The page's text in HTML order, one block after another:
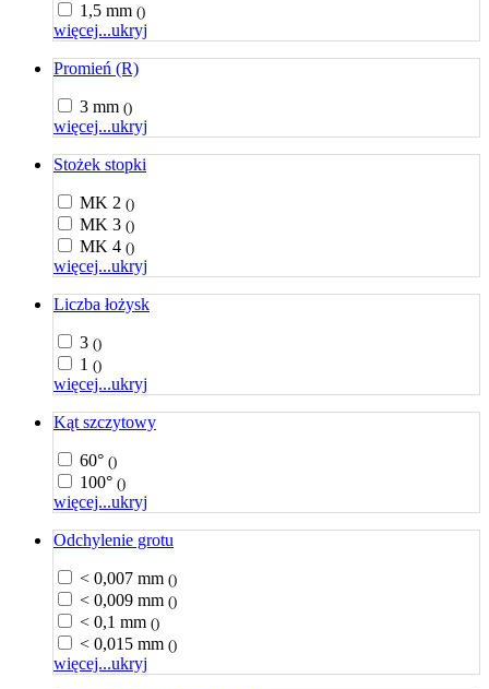
1,5 mm ()
więcej...ukryj
Promień (R)
3 mm ()
więcej...ukryj
Stożek stopki
MK 2 ()
MK 3 ()
MK 4 ()
więcej...ukryj
Liczba łożysk
3 ()
1 ()
więcej...ukryj
Kąt szczytowy
60° ()
100° ()
więcej...ukryj
Odchylenie grotu
< 0,007 mm ()
< 0,009 mm ()
< 0,1 mm ()
< 0,015 mm ()
więcej...ukryj